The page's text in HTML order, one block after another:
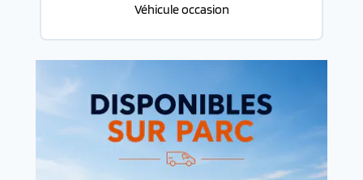
Véhicule occasion